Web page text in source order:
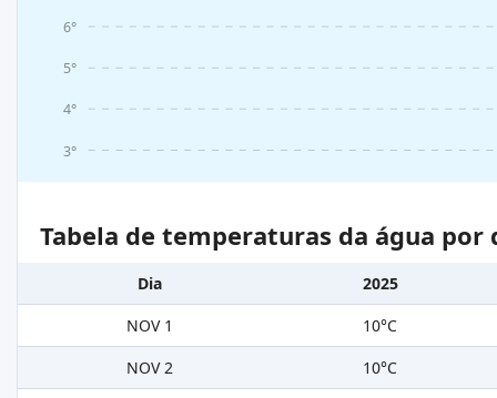
3°
4°
5°
6°
Tabela de temperaturas da água
Dia
2025
NOV 1
10°C
NOV 2
10°C